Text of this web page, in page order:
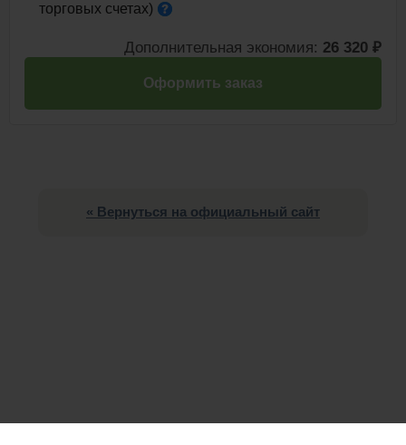
торговых счетах)
Дополнительная экономия: 26 320 ₽
Оформить заказ
« Вернуться на официальный сайт